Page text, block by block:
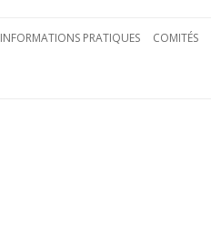
INFORMATIONS PRATIQUES COMITÉS